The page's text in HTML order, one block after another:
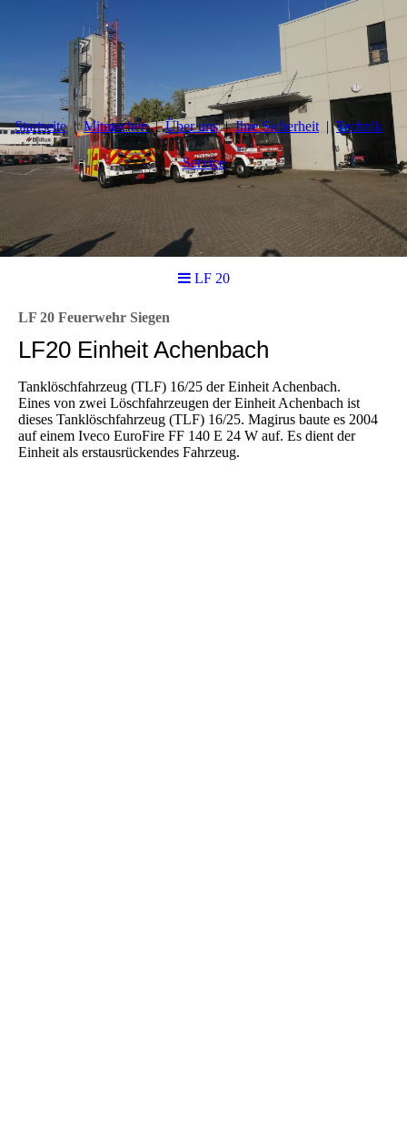
Startseite Mitmachen Über uns Ihre Sicherheit Technik
Service
LF 20
LF 20 Feuerwehr Siegen
LF20 Einheit Achenbach
Tanklöschfahrzeug (TLF) 16/25 der Einheit Achenbach.
Eines von zwei Löschfahrzeugen der Einheit Achenbach ist
dieses Tanklöschfahrzeug (TLF) 16/25. Magirus baute es 2004
auf einem Iveco EuroFire FF 140 E 24 W auf. Es dient der
Einheit als erstausrückendes Fahrzeug.